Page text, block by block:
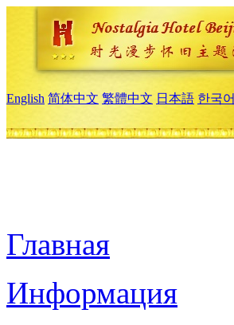
English 简体中文 繁體中文 日本語 한국어
Главная
Информация